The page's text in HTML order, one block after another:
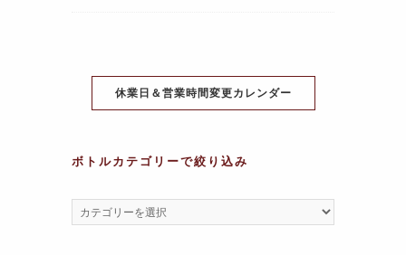
o
k
p
休業日＆営業時間変更カレンダー
ボトルカテゴリーで絞り込み